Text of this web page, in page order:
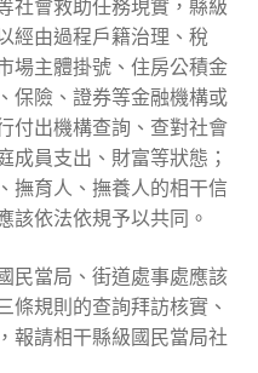
社會救助任務現實，縣級
經由過程戶籍治理、稅
場主體掛號、住房公積金
保險、證券等金融機構或
付出機構查詢、查對社會
成員支出、財富等狀態；
撫育人、撫養人的相干信
該依法依規予以共同。
民當局、街道處事處應該
條規則的查詢拜訪核實、
報請相干縣級國民當局社